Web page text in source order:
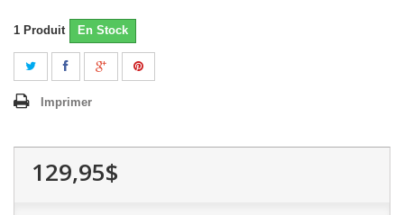
1 Produit En Stock
Imprimer
129,95$